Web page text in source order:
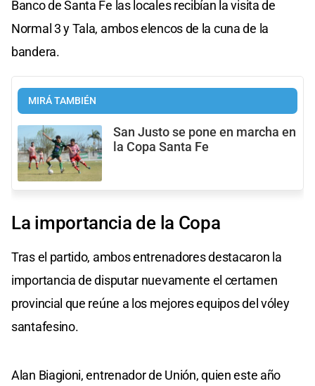
Banco de Santa Fe las locales recibían la visita de
Normal 3 y Tala, ambos elencos de la cuna de la
bandera.
MIRÁ TAMBIÉN
San Justo se pone en marcha en
la Copa Santa Fe
La importancia de la Copa
Tras el partido, ambos entrenadores destacaron la
importancia de disputar nuevamente el certamen
provincial que reúne a los mejores equipos del vóley
santafesino.
Alan Biagioni, entrenador de Unión, quien este año